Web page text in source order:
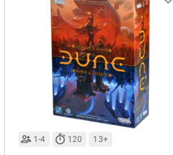
1-4 120 13+